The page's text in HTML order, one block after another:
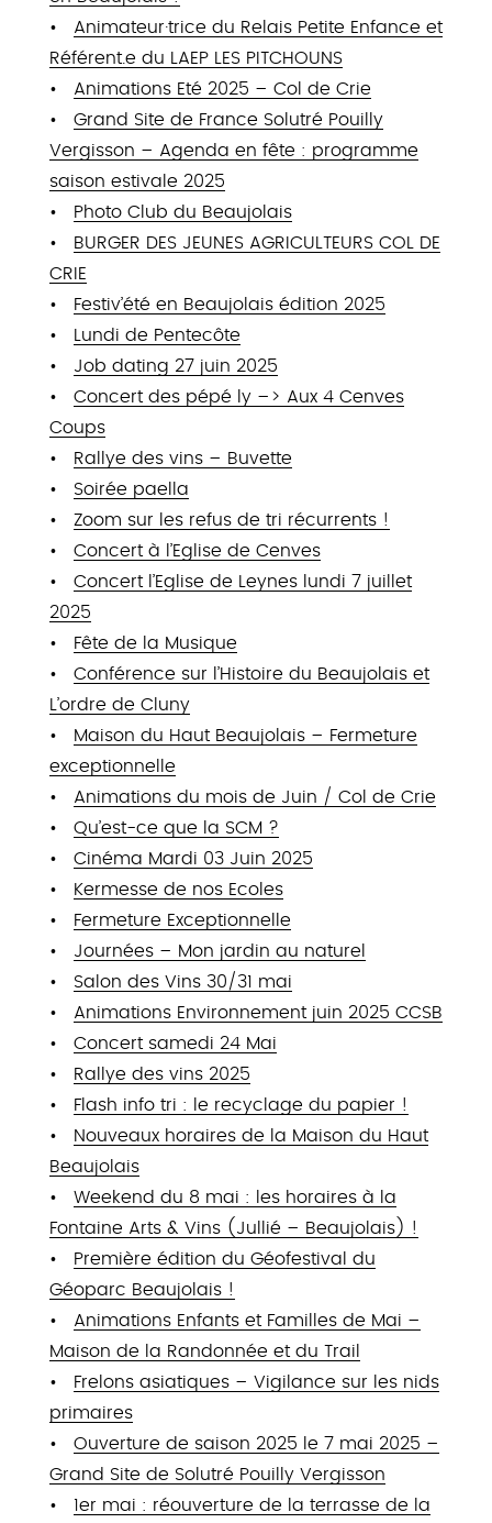
Animateur·trice du Relais Petite Enfance et
Référent.e du LAEP LES PITCHOUNS
Animations Eté 2025 – Col de Crie
Grand Site de France Solutré Pouilly
Vergisson – Agenda en fête : programme
saison estivale 2025
Photo Club du Beaujolais
BURGER DES JEUNES AGRICULTEURS COL DE
CRIE
Festiv’été en Beaujolais édition 2025
Lundi de Pentecôte
Job dating 27 juin 2025
Concert des pépé ly –> Aux 4 Cenves
Coups
Rallye des vins – Buvette
Soirée paella
Zoom sur les refus de tri récurrents !
Concert à l’Eglise de Cenves
Concert l’Eglise de Leynes lundi 7 juillet
2025
Fête de la Musique
Conférence sur l’Histoire du Beaujolais et
L’ordre de Cluny
Maison du Haut Beaujolais – Fermeture
exceptionnelle
Animations du mois de Juin / Col de Crie
Qu’est-ce que la SCM ?
Cinéma Mardi 03 Juin 2025
Kermesse de nos Ecoles
Fermeture Exceptionnelle
Journées – Mon jardin au naturel
Salon des Vins 30/31 mai
Animations Environnement juin 2025 CCSB
Concert samedi 24 Mai
Rallye des vins 2025
Flash info tri : le recyclage du papier !
Nouveaux horaires de la Maison du Haut
Beaujolais
Weekend du 8 mai : les horaires à la
Fontaine Arts & Vins (Jullié – Beaujolais) !
Première édition du Géofestival du
Géoparc Beaujolais !
Animations Enfants et Familles de Mai –
Maison de la Randonnée et du Trail
Frelons asiatiques – Vigilance sur les nids
primaires
Ouverture de saison 2025 le 7 mai 2025 –
Grand Site de Solutré Pouilly Vergisson
1er mai : réouverture de la terrasse de la